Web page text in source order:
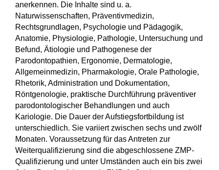
anerkennen. Die Inhalte sind u. a.
Naturwissenschaften, Präventivmedizin,
Rechtsgrundlagen, Psychologie und Pädagogik,
Anatomie, Physiologie, Pathologie, Untersuchung und
Befund, Ätiologie und Pathogenese der
Parodontopathien, Ergonomie, Dermatologie,
Allgemeinmedizin, Pharmakologie, Orale Pathologie,
Rhetorik, Administration und Dokumentation,
Röntgenologie, praktische Durchführung präventiver
parodontologischer Behandlungen und auch
Kariologie. Die Dauer der Aufstiegsfortbildung ist
unterschiedlich. Sie variiert zwischen sechs und zwölf
Monaten. Voraussetzung für das Antreten zur
Weiterqualifizierung sind die abgeschlossene ZMP-
Qualifizierung und unter Umständen auch ein bis zwei